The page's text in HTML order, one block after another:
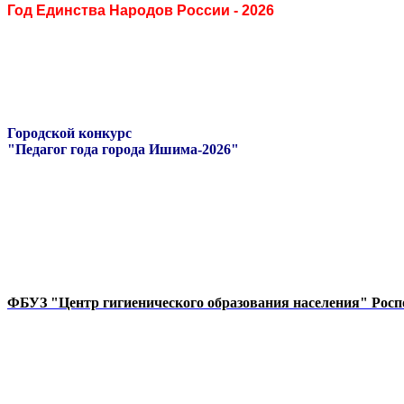
Год Единства Народов России - 2026
Городской конкурс
"Педагог года города Ишима-2026"
ФБУЗ "Центр гигиенического образования населения"